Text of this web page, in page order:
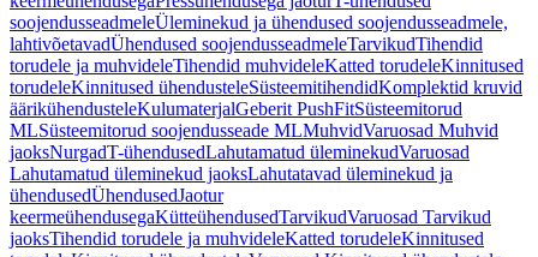
soojendusseadmeleÜleminekud ja ühendused soojendusseadmele,
lahtivõetavadÜhendused soojendusseadmeleTarvikudTihendid
torudele ja muhvideleTihendid muhvideleKatted torudeleKinnitused
torudeleKinnitused ühendusteleSüsteemitihendidKomplektid kruvid
äärikühendusteleKulumaterjalGeberit PushFitSüsteemitorud
MLSüsteemitorud soojendusseade MLMuhvidVaruosad Muhvid
jaoksNurgadT-ühendusedLahutamatud üleminekudVaruosad
Lahutamatud üleminekud jaoksLahutatavad üleminekud ja
ühendusedÜhendusedJaotur
keermeühendusegaKütteühendusedTarvikudVaruosad Tarvikud
jaoksTihendid torudele ja muhvideleKatted torudeleKinnitused